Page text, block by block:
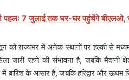
पहल: 7 जुलाई तक घर-घर पहुंचेंगे बीएलओ,
को राज्यभर में अनेक स्थानों पर हल्की से
जारी रहने की संभावना है, जबकि मैदानी
में बारिश के आसार हैं, जबकि हरिद्वार और